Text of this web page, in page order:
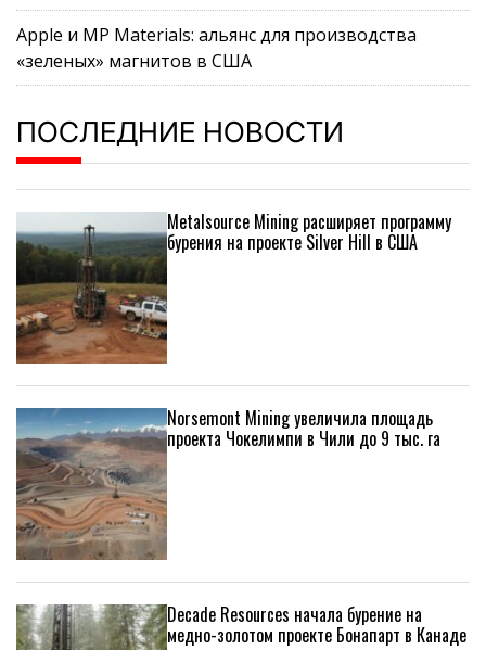
Apple и MP Materials: альянс для производства
«зеленых» магнитов в США
ПОСЛЕДНИЕ НОВОСТИ
Metalsource Mining расширяет программу
бурения на проекте Silver Hill в США
Norsemont Mining увеличила площадь
проекта Чокелимпи в Чили до 9 тыс. га
Decade Resources начала бурение на
медно-золотом проекте Бонапарт в Канаде